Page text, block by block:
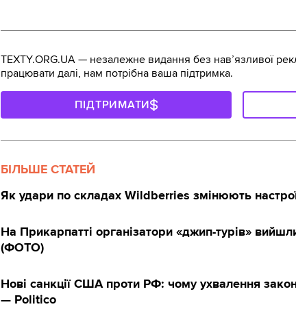
TEXTY.ORG.UA — незалежне видання без навʼязливої
працювати далі, нам потрібна ваша підтримка.
ПІДТРИМАТИ
БІЛЬШЕ СТАТЕЙ
Як удари по складах Wildberries змінюють
На Прикарпатті організатори «джип-турів»
(ФОТО)
Нові санкції США проти РФ: чому ухвалення
— Politico